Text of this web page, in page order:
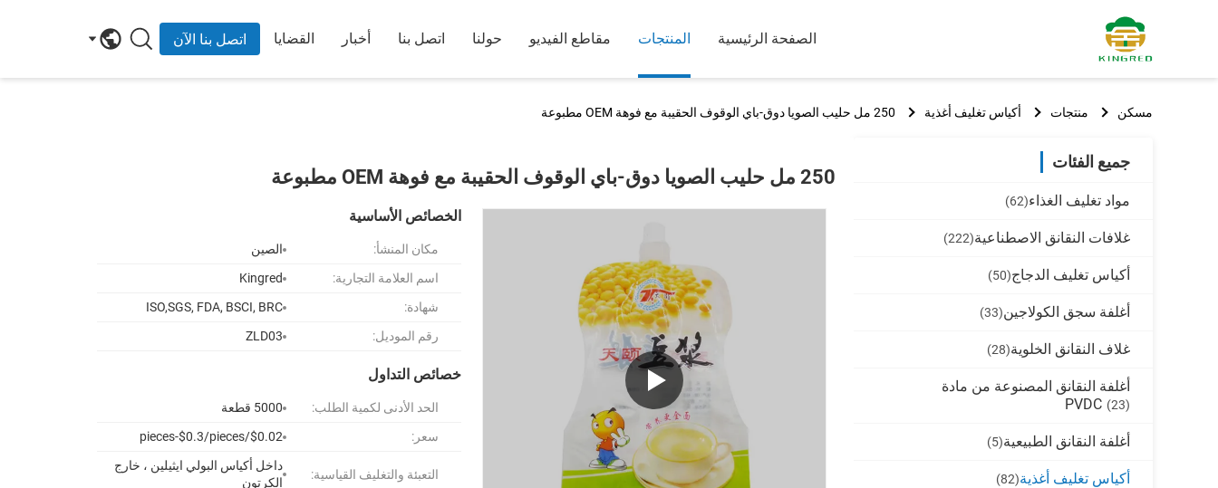
الصفحة الرئيسية المنتجات مقاطع الفيديو حولنا اتصل بنا أخبار القضايا اتصل بنا الآن
مسكن منتجات أكياس تغليف أغذية 250 مل حليب الصويا دوق-باي الوقوف الحقيبة مع فوهة OEM مطبوعة
جميع الفئات
مواد تغليف الغذاء(62)
غلافات النقانق الاصطناعية(222)
أكياس تغليف الدجاج(50)
أغلفة سجق الكولاجين(33)
غلاف النقانق الخلوية(28)
أغلفة النقانق المصنوعة من مادة
PVDC (23)
أغلفة النقانق الطبيعية(5)
أكياس تغليف أغذية(82)
250 مل حليب الصويا دوق-باي الوقوف الحقيبة مع فوهة OEM مطبوعة
الخصائص الأساسية
مكان المنشأ:
الصين
اسم العلامة التجارية:
Kingred
شهادة:
ISO,SGS, FDA, BSCI, BRC
رقم الموديل:
ZLD03
خصائص التداول
الحد الأدنى لكمية الطلب:
5000 قطعة
سعر:
$0.02/pieces-$0.3/pieces
التعبئة والتغليف القياسية:
داخل أكياس البولي ايثيلين ، خارج
الكرتون